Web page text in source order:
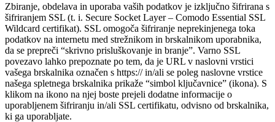
Zbiranje, obdelava in uporaba vaših podatkov je izključno šifrirana s
šifriranjem SSL (t. i. Secure Socket Layer – Comodo Essential SSL
Wildcard certifikat). SSL omogoča šifriranje neprekinjenega toka
podatkov na internetu med strežnikom in brskalnikom uporabnika,
da se prepreči “skrivno prisluškovanje in branje”. Varno SSL
povezavo lahko prepoznate po tem, da je URL v naslovni vrstici
vašega brskalnika označen s https:// in/ali se poleg naslovne vrstice
našega spletnega brskalnika prikaže “simbol ključavnice” (ikona). S
klikom na ikono na njej boste prejeli dodatne informacije o
uporabljenem šifriranju in/ali SSL certifikatu, odvisno od brskalnika,
ki ga uporabljate.